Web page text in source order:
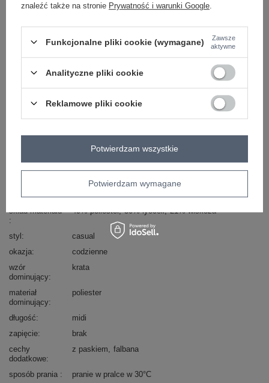
Masz pytanie? Chętnie pomożemy.
Zadzwoń+48 601 547 740 Zadaj pytanie
sposób prania : pranie w pralce w 30°C
IT-SD-FL10325.01
Marka
ITALY MODA
skład materiału
49% poliester 30% lyocell 21% wiskoza
styl
casual
okazja
codzienne
wzór
dominujący
krata
materiał
dominujący
poliester
długość
midi
zapięcie
brak
cechy
dodatkowe
z paskiem falbana
sposób prania pranie w pralce w 30°C
znaleźć także na stronie Prywatność i warunki Google
Funkcjonalne pliki cookie (wymagane)
Zawsze
aktywne
Analityczne pliki cookie
Reklamowe pliki cookie
Potwierdzam wymagane
Potwierdzam wszystkie